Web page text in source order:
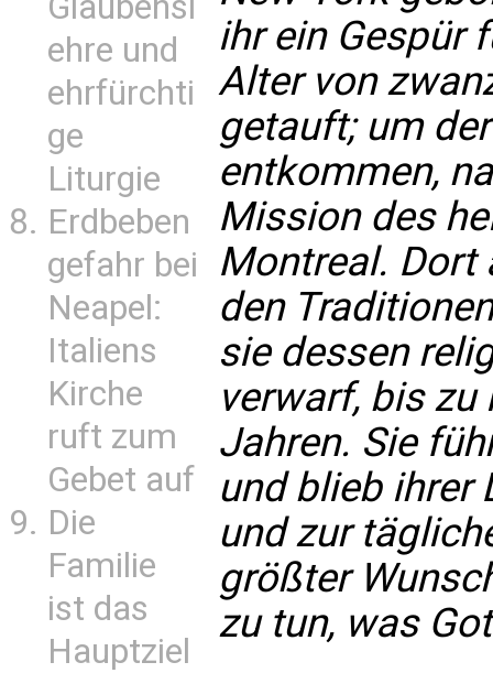
ehre und
ehrfürchti
ge
Liturgie
Erdbeben
gefahr bei
Neapel:
Italiens
Kirche
ruft zum
Gebet auf
Die
Familie
ist das
Hauptziel
ihr ein Gespür
Alter von
getauft; um
entkommen,
Mission des
Montreal. Dort
den
sie dessen
verwarf, bis
Jahren. Sie
und blieb ihrer
und zur
größter
zu tun, was